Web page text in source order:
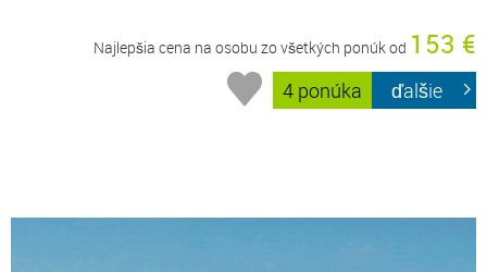
Najlepšia cena na osobu zo všetkých ponúk od 153 €
4 ponúka ďalšie